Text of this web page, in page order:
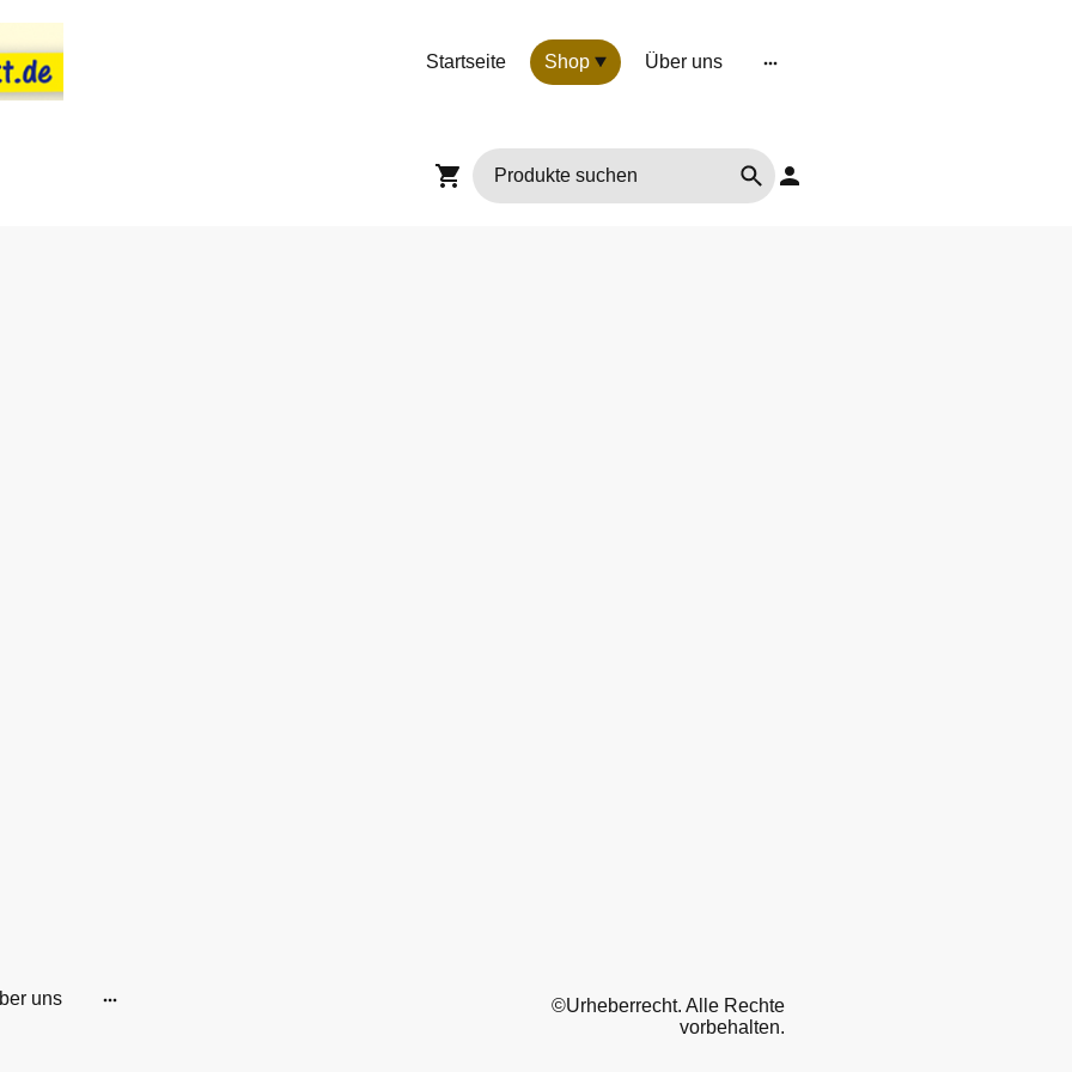
Startseite Shop Über uns
uns
©Urheberrecht. Alle Rechte
vorbehalten.